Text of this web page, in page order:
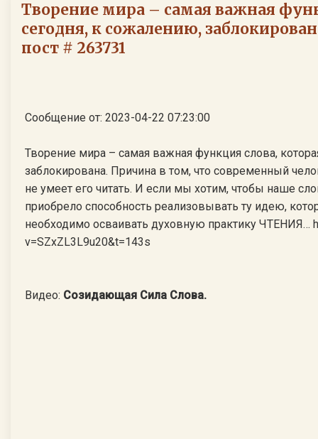
Творение мира – самая важная
сегодня, к сожалению,
пост # 263731
Сообщение от: 2023-04-22 07:23:00
Творение мира – самая важная функция слова,
заблокирована. Причина в том, что современный
не умеет его читать. И если мы хотим, чтобы наше
приобрело способность реализовывать ту идею,
необходимо осваивать духовную практику ЧТЕНИЯ…
v=SZxZL3L9u20&t=143s
Видео: Созидающая Сила Слова.